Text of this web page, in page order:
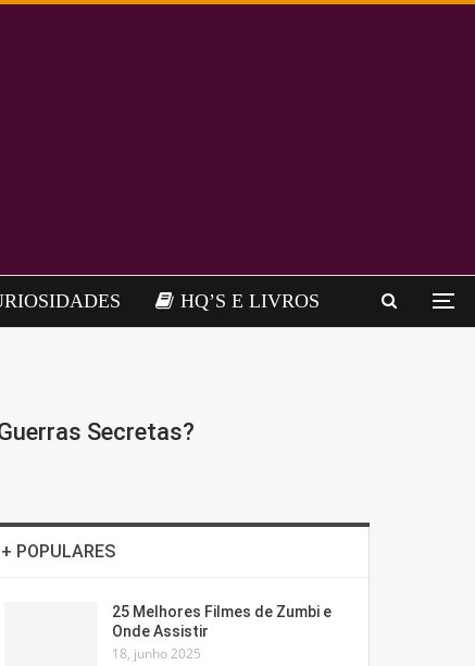
HQ’S E LIVROS
Secretas?
+ POPULARES
25 Melhores Filmes de Zumbi e
Onde Assistir
18, junho 2025